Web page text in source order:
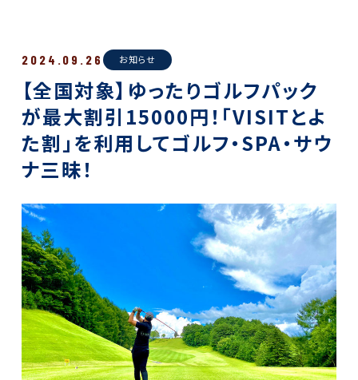
2024.09.26 お知らせ
【全国対象】ゆったりゴルフパック
が最大割引15000円！「VISITとよ
た割」を利用してゴルフ・SPA・サウ
ナ三昧！